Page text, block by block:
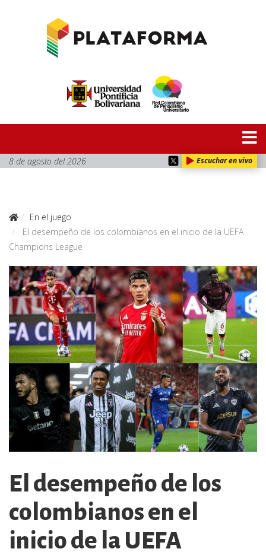
8 de agosto del 2026 Escuchar en vivo
En el juego
El desempeño de los colombianos en el inicio de la UEFA
Champions League
El desempeño de los
colombianos en el
inicio de la UEFA